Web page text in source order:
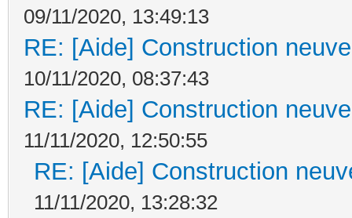
09/11/2020, 13:49:13
RE: [Aide] Construction
10/11/2020, 08:37:43
RE: [Aide] Construction
11/11/2020, 12:50:55
RE: [Aide] Construction
11/11/2020, 13:28:32